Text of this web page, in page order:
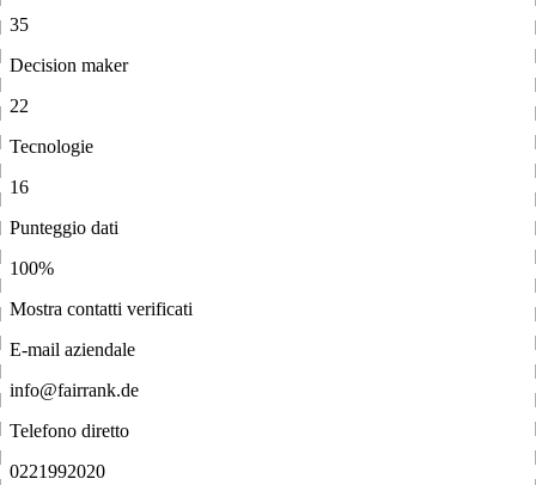
35
Decision maker
22
Tecnologie
16
Punteggio dati
100%
Mostra contatti verificati
E-mail aziendale
info@fairrank.de
Telefono diretto
0221992020